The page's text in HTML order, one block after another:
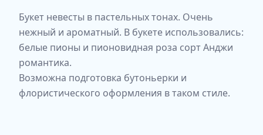
Букет невесты в пастельных тонах. Очень
нежный и ароматный. В букете использовались:
белые пионы и пионовидная роза сорт Анджи
романтика.
Возможна подготовка бутоньерки и
флористического оформления в таком стиле.